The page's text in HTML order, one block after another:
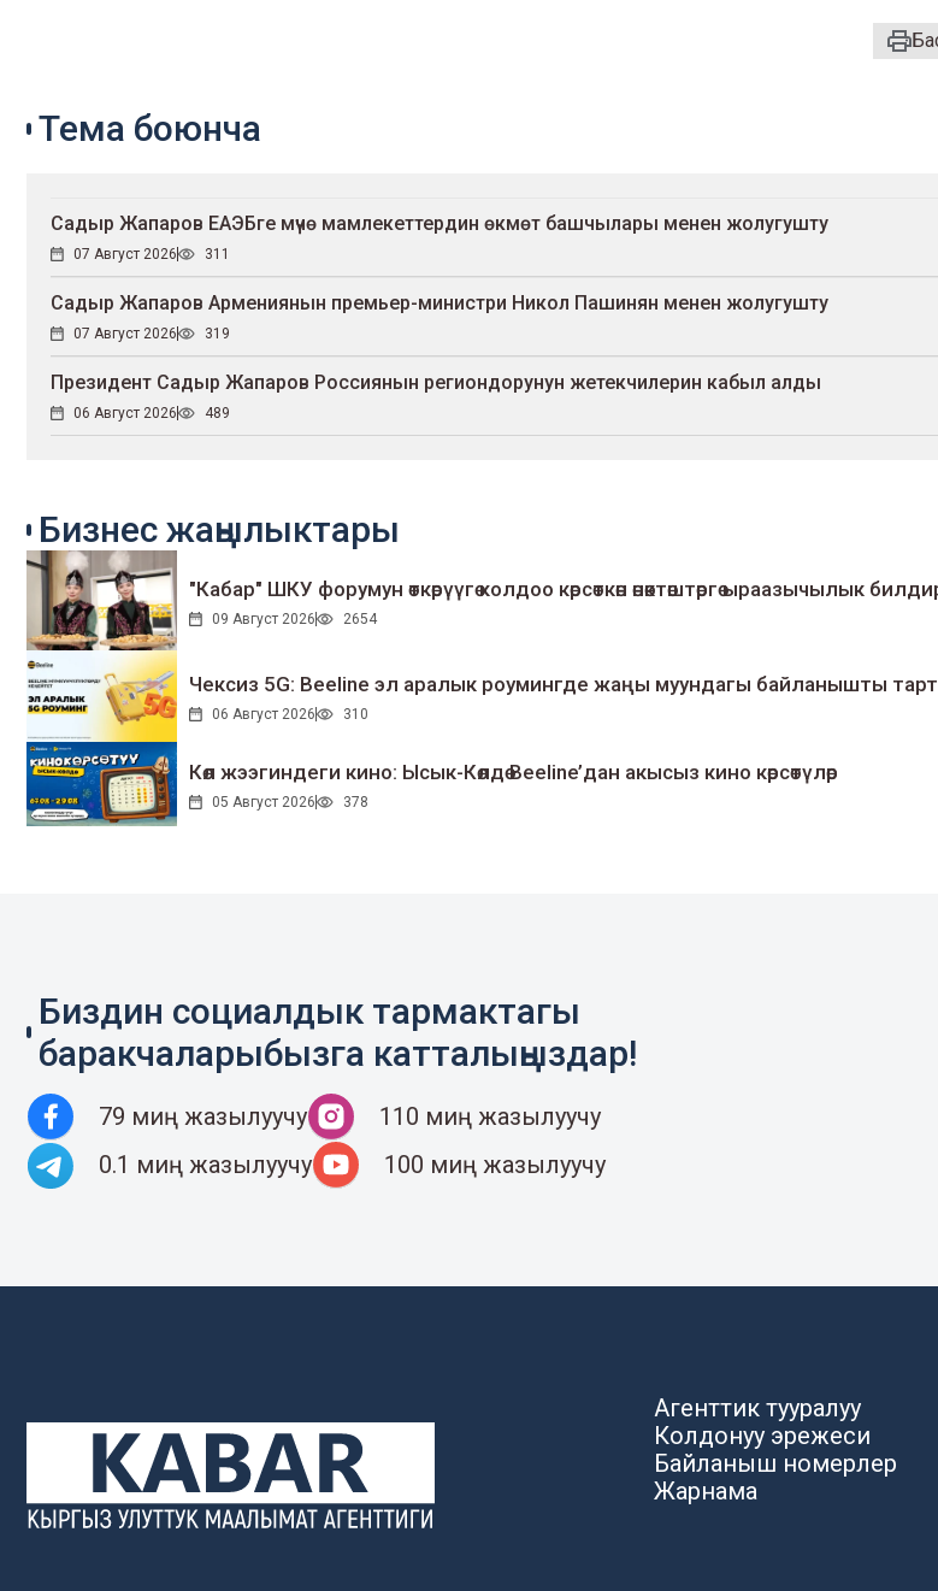
Тема боюнча
Садыр Жапаров ЕАЭБге мүчө мамлекеттердин өкмөт башчылары менен жолугушту
07 Август 2026 311
Садыр Жапаров Армениянын премьер-министри Никол Пашинян менен жолугушту
07 Август 2026 319
Президент Садыр Жапаров Россиянын региондорунун жетекчилерин кабыл алды
06 Август 2026 489
Бизнес жаңылыктары
"Кабар" ШКУ форумун өткөрүүгө колдоо көрсөткөн өнөктөштөргө ыраазычылык
09 Август 2026 2654
Чексиз 5G: Beeline эл аралык роумингде жаңы муундагы байланышты
06 Август 2026 310
Көл жээгиндеги кино: Ысык-Көлдө Beeline’дан акысыз кино көрсөтүлөр
05 Август 2026 378
Биздин социалдык тармактагы
баракчаларыбызга катталыңыздар!
79 миң жазылуучу
110 миң жазылуучу
0.1 миң жазылуучу
100 миң жазылуучу
Агенттик тууралуу
Колдонуу эрежеси
Байланыш номерлер
Жарнама